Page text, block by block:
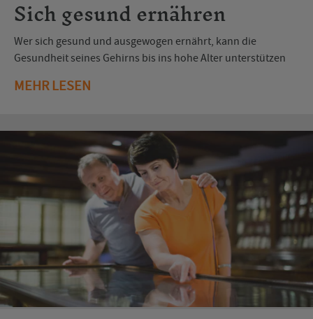
Sich gesund ernähren
Wer sich gesund und ausgewogen ernährt, kann die
Gesundheit seines Gehirns bis ins hohe Alter unterstützen
MEHR LESEN